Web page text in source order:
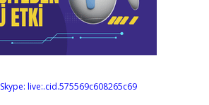
Skype: live:.cid.575569c608265c69